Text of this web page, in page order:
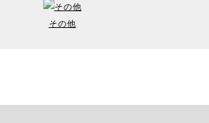
その他